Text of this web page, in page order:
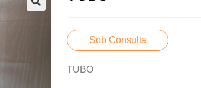
Sob Consulta
TUBO